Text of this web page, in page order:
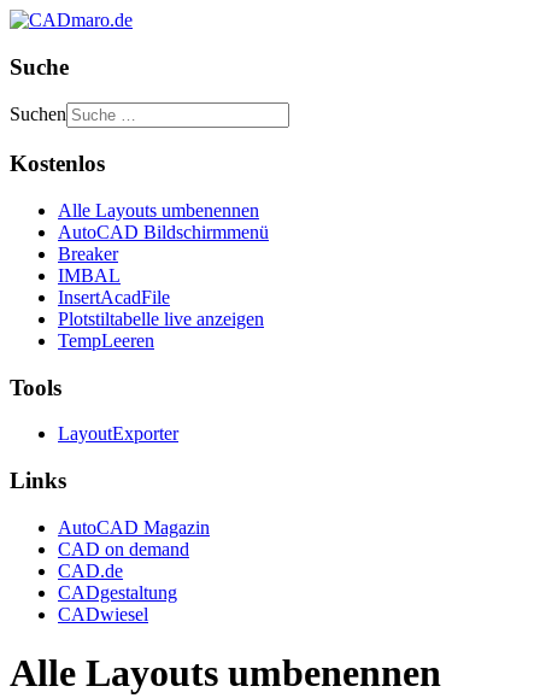
Suche
Suchen
Kostenlos
Alle Layouts umbenennen
AutoCAD Bildschirmmenü
Breaker
IMBAL
InsertAcadFile
Plotstiltabelle live anzeigen
TempLeeren
Tools
LayoutExporter
Links
AutoCAD Magazin
CAD on demand
CAD.de
CADgestaltung
CADwiesel
Alle Layouts umbenennen